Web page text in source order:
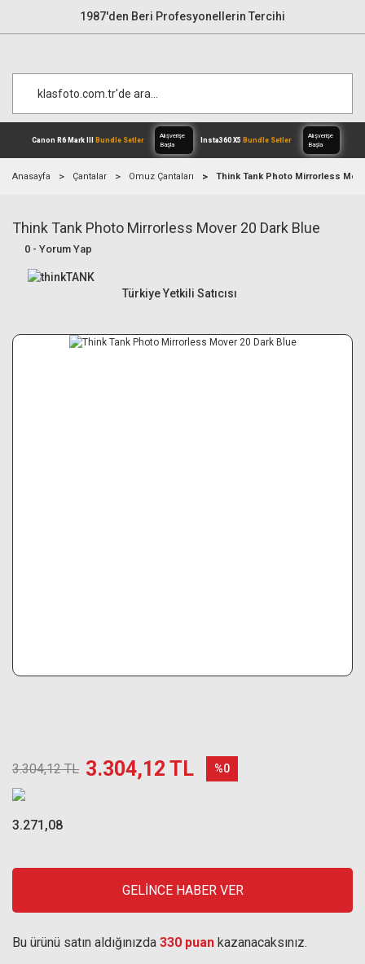
1987'den Beri Profesyonellerin Tercihi
Canon R6 Mark IIIBundle Setler
Alışverişe
Anasayfa Çantalar Omuz Çantaları Think Tank Photo Mirrorless
Think Tank Photo Mirrorless Mover 20 Dark Blue
0 - Yorum Yap
Türkiye Yetkili Satıcısı
3.304,12 TL 3.304,12 TL %0
3.271,08
GELİNCE HABER VER
Bu ürünü satın aldığınızda 330 puan kazanacaksınız.